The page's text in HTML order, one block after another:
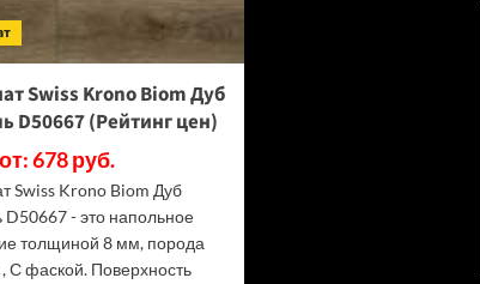
(Рейтинг
цен)
Swiss Krono Biom Дуб
D50667 (Рейтинг цен)
678 руб.
Swiss Krono Biom Дуб
- это напольное
толщиной 8 мм, порода
С фаской. Поверхность